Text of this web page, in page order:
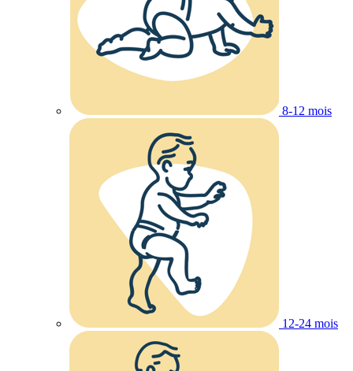
8-12 mois
12-24 mois